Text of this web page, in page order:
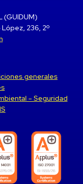
(GUIDUM)
236, 2º
generales
– Seguridad